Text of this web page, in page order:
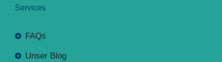
Services
FAQs
Unser Blog